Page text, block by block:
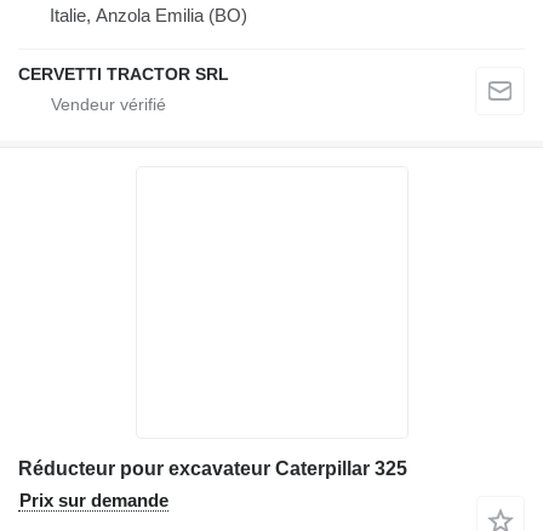
Italie, Anzola Emilia (BO)
CERVETTI TRACTOR SRL
Réducteur pour excavateur Caterpillar 325
Prix sur demande